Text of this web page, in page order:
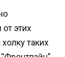
этих
таких